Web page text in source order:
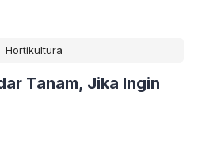
Hortikultura
Tanam, Jika Ingin